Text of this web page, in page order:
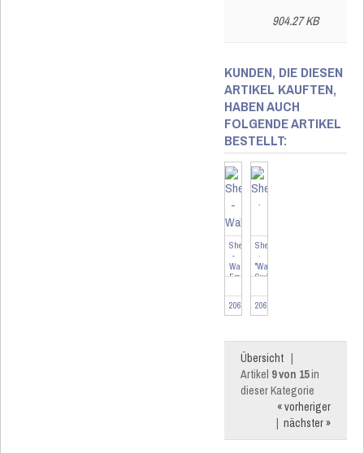
904.27 KB
KUNDEN, DIE DIESEN
ARTIKEL KAUFTEN,
HABEN AUCH
FOLGENDE ARTIKEL
BESTELLT:
Shelly
-
Wall
Frame
-
Wandtaster
Rahmen
206478
Shelly
·
"Wall
Switch
·
Wandtaster
·
206439
Übersicht |
Artikel 9 von 15in
dieser Kategorie
« vorheriger
| nächster »